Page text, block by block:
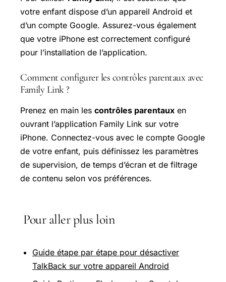
votre enfant dispose d’un appareil Android et
d’un compte Google. Assurez-vous également
que votre iPhone est correctement configuré
pour l’installation de l’application.
Comment configurer les contrôles parentaux avec
Family Link ?
Prenez en main les contrôles parentaux en
ouvrant l’application Family Link sur votre
iPhone. Connectez-vous avec le compte Google
de votre enfant, puis définissez les paramètres
de supervision, de temps d’écran et de filtrage
de contenu selon vos préférences.
Pour aller plus loin
Guide étape par étape pour désactiver
TalkBack sur votre appareil Android